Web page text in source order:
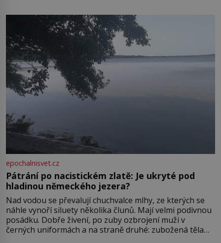
Boskovice na okraji Drahanské vrchoviny vznikla někdy
ve13. století, a už v roce 1313 kronikáři zaznamenali
epochalnisvet.cz
Pátrání po nacistickém zlatě: Je ukryté pod
hladinou německého jezera?
Nad vodou se převalují chuchvalce mlhy, ze kterých se
náhle vynoří siluety několika člunů. Mají velmi podivnou
posádku. Dobře živení, po zuby ozbrojení muži v
černých uniformách a na straně druhé: zubožená těla